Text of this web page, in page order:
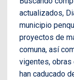
actualizados,
municipio
proyectos de
comuna, así
vigentes, obras
han caducado